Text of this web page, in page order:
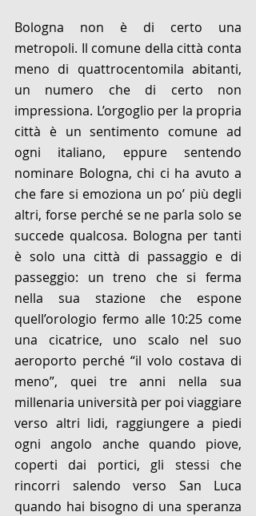
Bologna non è di certo una
metropoli. Il comune della città conta
meno di quattrocentomila abitanti,
un numero che di certo non
impressiona. L’orgoglio per la propria
città è un sentimento comune ad
ogni italiano, eppure sentendo
nominare Bologna, chi ci ha avuto a
che fare si emoziona un po’ più degli
altri, forse perché se ne parla solo se
succede qualcosa. Bologna per tanti
è solo una città di passaggio e di
passeggio: un treno che si ferma
nella sua stazione che espone
quell’orologio fermo alle 10:25 come
una cicatrice, uno scalo nel suo
aeroporto perché “il volo costava di
meno”, quei tre anni nella sua
millenaria università per poi viaggiare
verso altri lidi, raggiungere a piedi
ogni angolo anche quando piove,
coperti dai portici, gli stessi che
rincorri salendo verso San Luca
quando hai bisogno di una speranza